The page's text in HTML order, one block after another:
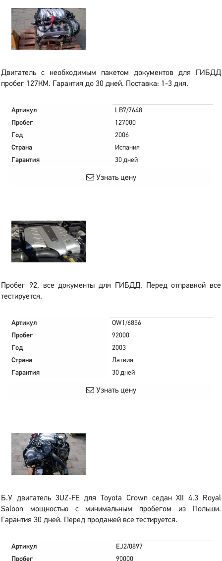
Двигатель с необходимым пакетом документов для ГИБДД
пробег 127КМ. Гарантия до 30 дней. Поставка: 1-3 дня.
Артикул
LB7/7648
Пробег
127000
Год
2006
Страна
Испания
Гарантия
30 дней
Узнать цену
Пробег 92, все документы для ГИБДД. Перед отправкой все
тестируется.
Артикул
OW1/6856
Пробег
92000
Год
2003
Страна
Латвия
Гарантия
30 дней
Узнать цену
Б.У двигатель 3UZ-FE для Toyota Crown седан XII 4.3 Royal
Saloon мощностью с минимальным пробегом из Польши.
Гарантия 30 дней. Перед продажей все тестируется.
Артикул
EJ2/0897
Пробег
90000